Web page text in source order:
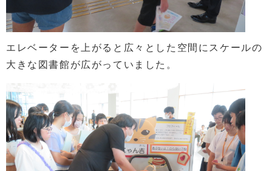
エレベーターを上がると広々とした空間にスケールの
大きな図書館が広がっていました。